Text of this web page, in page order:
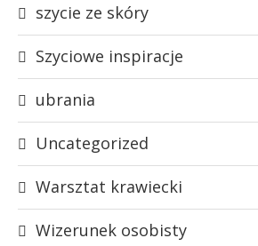
szycie ze skóry
Szyciowe inspiracje
ubrania
Uncategorized
Warsztat krawiecki
Wizerunek osobisty